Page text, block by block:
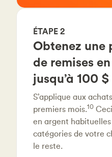
ÉTAPE 2
Obtenez une
de remises
jusqu’à 100 $
S’applique aux
premiers mois.10
en argent
catégories de votre
le reste.